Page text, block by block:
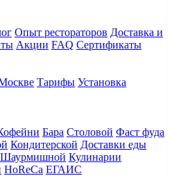
Опыт рестораторов Доставка и
Акции FAQ Сертификаты
Тарифы Установка
Бара Столовой Фаст фуда
Кондитерской Доставки еды
Шаурмишной Кулинарии
HoReCa ЕГАИС